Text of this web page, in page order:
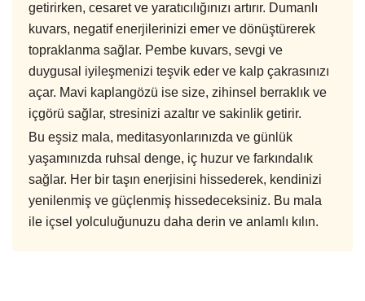
getirirken, cesaret ve yaratıcılığınızı artırır. Dumanlı
kuvars, negatif enerjilerinizi emer ve dönüştürerek
topraklanma sağlar. Pembe kuvars, sevgi ve
duygusal iyileşmenizi teşvik eder ve kalp çakrasınızı
açar. Mavi kaplangözü ise size, zihinsel berraklık ve
içgörü sağlar, stresinizi azaltır ve sakinlik getirir.
Bu eşsiz mala, meditasyonlarınızda ve günlük
yaşamınızda ruhsal denge, iç huzur ve farkındalık
sağlar. Her bir taşın enerjisini hissederek, kendinizi
yenilenmiş ve güçlenmiş hissedeceksiniz. Bu mala
ile içsel yolculuğunuzu daha derin ve anlamlı kılın.